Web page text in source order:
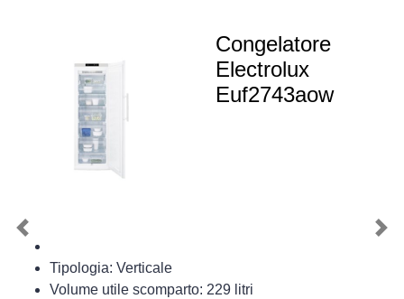
Congelatore
Electrolux
Euf2743aow
Tipologia: Verticale
Volume utile scomparto: 229 litri
Previous